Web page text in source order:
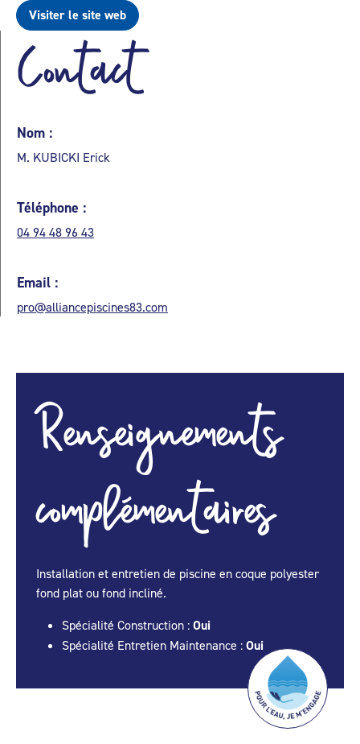
Visiter le site web
Contact
Nom :
M. KUBICKI Erick
Téléphone :
04 94 48 96 43
Email :
pro@alliancepiscines83.com
Renseignements
complémentaires
Installation et entretien de piscine en coque polyester
fond plat ou fond incliné.
Spécialité Construction : Oui
Spécialité Entretien Maintenance : Oui